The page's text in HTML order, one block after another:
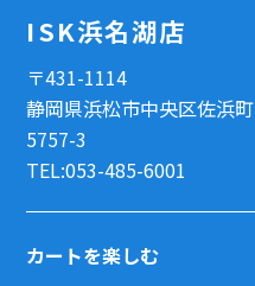
ISK浜名湖店
〒431-1114
静岡県浜松市中央区佐浜町
5757-3
TEL:053-485-6001
カートを楽しむ